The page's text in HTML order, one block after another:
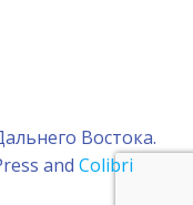
Востока.
and Colibri